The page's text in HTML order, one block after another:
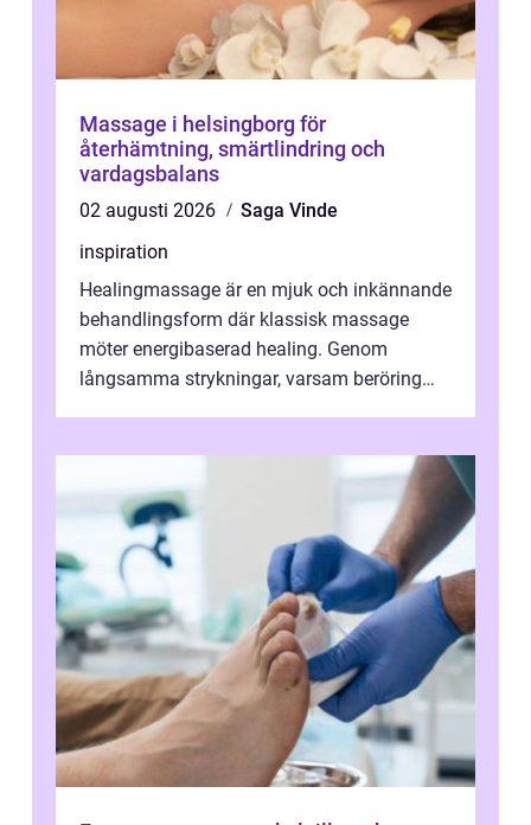
Massage i helsingborg för
återhämtning, smärtlindring och
vardagsbalans
02 augusti 2026
Saga Vinde
inspiration
Healingmassage är en mjuk och inkännande
behandlingsform där klassisk massage
möter energibaserad healing. Genom
långsamma strykningar, varsam beröring